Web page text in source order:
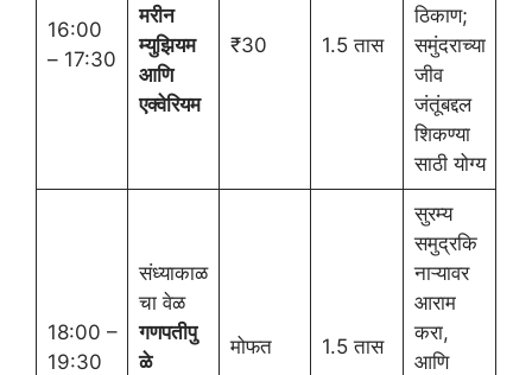
16:00
– 17:30
मरीन
म्युझियम
आणि
एक्वेरियम
₹30 1.5 तास
ठिकाण;
समुंदराच्या
जीव
जंतूंबद्दल
शिकण्या
साठी योग्य
18:00 –
19:30
संध्याकाळ
चा वेळ
गणपतीपु
ळे
मोफत 1.5 तास
सुरम्य
समुद्रकि
नाऱ्यावर
आराम
करा,
आणि